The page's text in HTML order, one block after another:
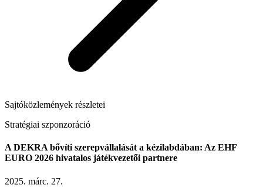
Sajtóközlemények részletei
Stratégiai szponzoráció
A DEKRA bővíti szerepvállalását a kézilabdában: Az EHF
EURO 2026 hivatalos játékvezetői partnere
2025. márc. 27.